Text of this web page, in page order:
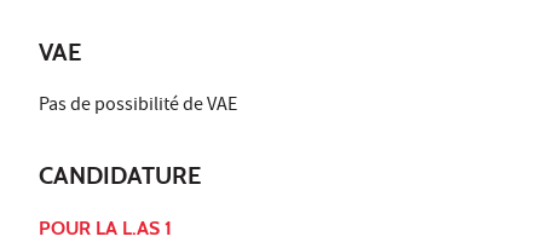
VAE
Pas de possibilité de VAE
CANDIDATURE
POUR LA L.AS 1